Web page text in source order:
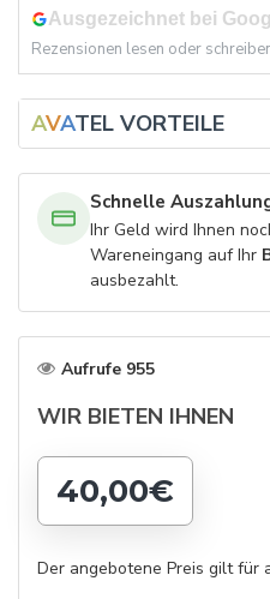
Ausgezeichnet bei
Rezensionen lesen oder
Schnelle
Ihr Geld wird Ihnen
Wareneingang auf Ihr
ausbezahlt.
AV TEL VORTEILE
WIR BIETEN IHNEN
40,00€
Aufrufe 955
Der angebotene Preis gilt für